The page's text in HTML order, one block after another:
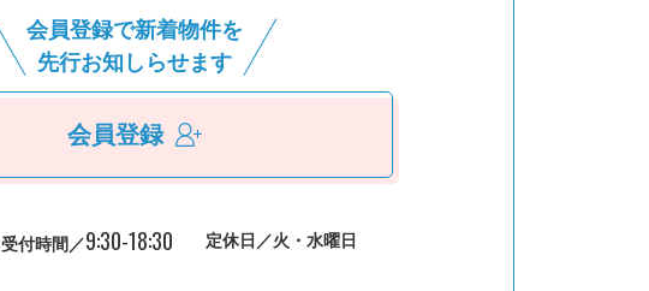
会員登録で新着物件を
先⾏お知しらせます
会員登録
受付時間／9:30-18:30 定休日／火・水曜日